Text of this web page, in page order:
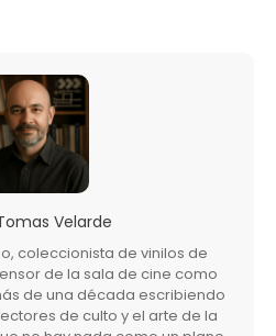
Velarde
coleccionista de vinilos de
de la sala de cine como
de una década escribiendo
de culto y el arte de la